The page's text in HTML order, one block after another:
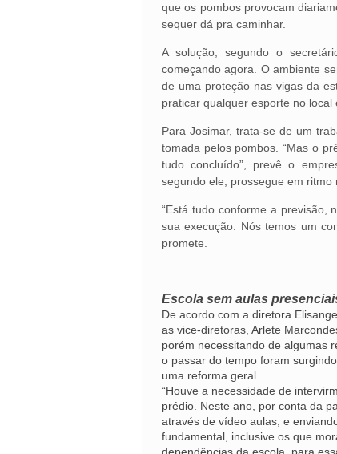
que os pombos provocam
sequer dá pra caminhar.
A solução, segundo o
começando agora. O ambiente
de uma proteção nas vigas da
praticar qualquer esporte no
Para Josimar, trata-se de um
tomada pelos pombos. “Mas o
tudo concluído”, prevê o
segundo ele, prossegue em
“Está tudo conforme a previsão,
sua execução. Nós temos um
promete.
Escola sem aulas
De acordo com a diretora
as vice-diretoras, Arlete
porém necessitando de algumas
o passar do tempo foram
uma reforma geral.
“Houve a necessidade de
prédio. Neste ano, por conta da
através de vídeo aulas, e
fundamental, inclusive os que